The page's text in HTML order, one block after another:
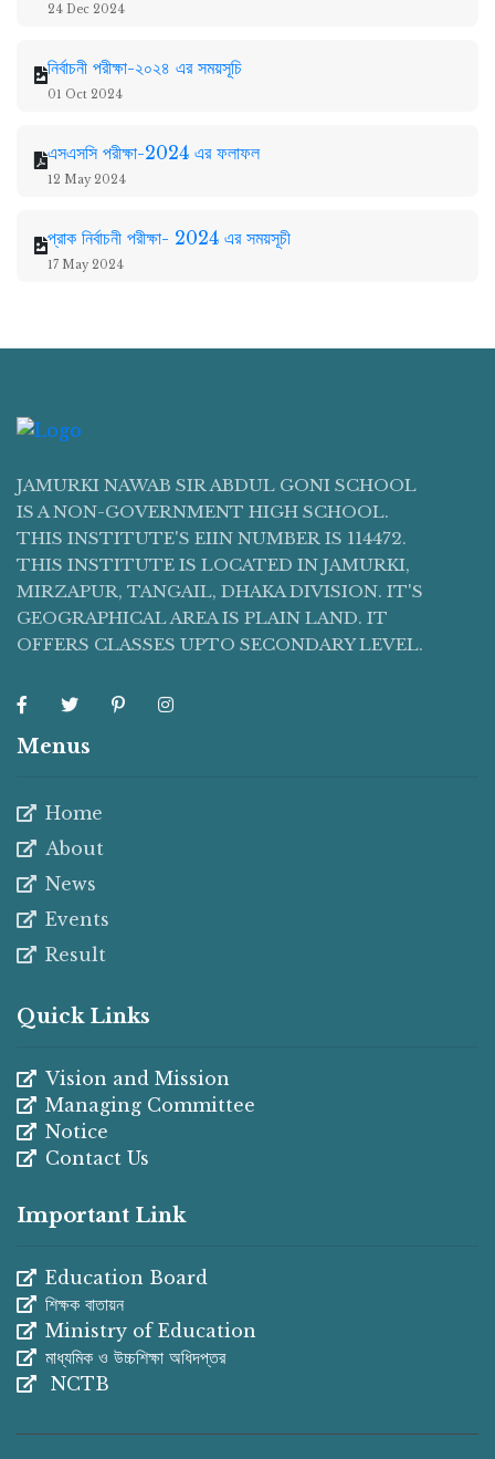
24 Dec 2024
নির্বাচনী পরীক্ষা-২০২৪ এর সময়সূচি
01 Oct 2024
এসএসসি পরীক্ষা-2024 এর ফলাফল
12 May 2024
প্রাক নির্বাচনী পরীক্ষা- 2024 এর সময়সূচী
17 May 2024
JAMURKI NAWAB SIR ABDUL GONI SCHOOL
IS A NON-GOVERNMENT HIGH SCHOOL.
THIS INSTITUTE'S EIIN NUMBER IS 114472.
THIS INSTITUTE IS LOCATED IN JAMURKI,
MIRZAPUR, TANGAIL, DHAKA DIVISION. IT'S
GEOGRAPHICAL AREA IS PLAIN LAND. IT
OFFERS CLASSES UPTO SECONDARY LEVEL.
Menus
Home
About
News
Events
Result
Quick Links
Vision and Mission
Managing Committee
Notice
Contact Us
Important Link
Education Board
শিক্ষক বাতায়ন
Ministry of Education
মাধ্যমিক ও উচ্চশিক্ষা অধিদপ্তর
NCTB